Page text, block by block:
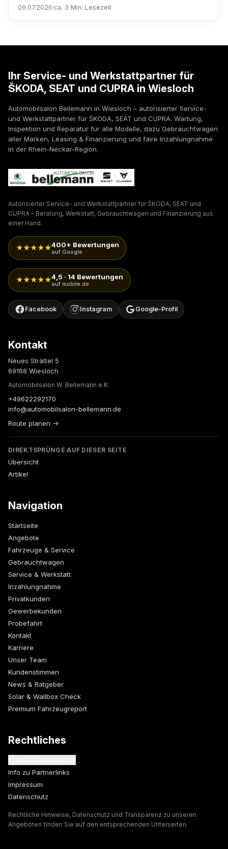
09.07.2026·ca. 3 Min. Lesezeit
Ihr Service- und Werkstattpartner für
ŠKODA, SEAT und CUPRA in Wiesloch
Automobilsalon Bellemann in Wiesloch – autorisierter Service-
und Werkstattpartner für ŠKODA, SEAT und CUPRA. Wartung,
Inspektion und Reparatur für alle Modelle, dazu Gebrauchtwagen
aller Marken, Leasing & Finanzierung und faire Inzahlungnahme
in der Rhein-Neckar-Region.
Autorisierter Service- und Werkstattpartner für ŠKODA, SEAT und
CUPRA – Beratung, Werkstatt, Gebrauchtwagen und Finanzierung aus
einer Hand.
★★★★★400+ Bewertungen
auf Google
★★★★★4,5 · 14 Bewertungen
auf mobile.de
Facebook Instagram Google-Profil
Kontakt
Neues Sträßel 5
69168 Wiesloch
Automobilsalon W. Bellemann e.K.
+49622292170
info@automobilsalon-bellemann.de
Route planen →
DIREKTSPRÜNGE AUF DIESER SEITE
Übersicht
Artikel
Navigation
Startseite
Angebote
Fahrzeuge & Service
Gebrauchtwagen
Service & Werkstatt
Inzahlungnahme
Privatkunden
Gewerbekunden
Probefahrt
Kontakt
Karriere
Unser Team
Kundenstimmen
News & Ratgeber
Solar & Wallbox Check
Premium Fahrzeugreport
Rechtliches
Info zu Partnerlinks
Impressum
Datenschutz
Rechtliche Hinweise, Datenschutz und Transparenz zu unseren
Angeboten finden Sie auf den entsprechenden Unterseiten.